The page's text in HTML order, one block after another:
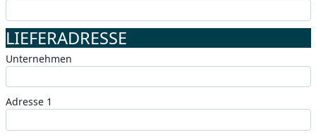
LIEFERADRESSE
Unternehmen
Adresse 1